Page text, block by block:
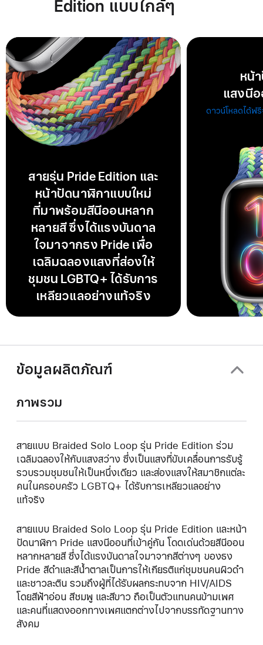
Edition แบบใกล้ๆ
สายรุ่น Pride Edition และ
หน้าปัดนาฬิกาแบบใหม่
ที่มาพร้อมสีนีออนหลาก
หลายสี ซึ่งได้แรงบันดาล
ใจมาจากธง Pride เพื่อ
เฉลิมฉลองแสงที่ส่องให้
ชุมชน LGBTQ+ ได้รับการ
เหลียวแลอย่างแท้จริง
หน้
แสงนี
ดาวน์โหลดได้
ข้อมูลผลิตภัณฑ์
ภาพรวม
สายแบบ Braided Solo Loop รุ่น Pride Edition ร่วม
เฉลิมฉลองให้กับแสงสว่าง ซึ่งเป็นแสงที่ขับเคลื่อนการรับรู้
รวบรวมชุมชนให้เป็นหนึ่งเดียว และส่องแสงให้สมาชิกแต่ละ
คนในครอบครัว LGBTQ+ ได้รับการเหลียวแลอย่าง
แท้จริง
สายแบบ Braided Solo Loop รุ่น Pride Edition และหน้า
ปัดนาฬิกา Pride แสงนีออนที่เข้าคู่กัน โดดเด่นด้วยสีนีออน
หลากหลายสี ซึ่งได้แรงบันดาลใจมาจากสีต่างๆ ของธง
Pride สีดำและสีน้ำตาลเป็นการให้เกียรติแก่ชุมชนคนผิวดำ
และชาวละติน รวมถึงผู้ที่ได้รับผลกระทบจาก HIV/AIDS
โดยสีฟ้าอ่อน สีชมพู และสีขาว ถือเป็นตัวแทนคนข้ามเพศ
และคนที่แสดงออกทางเพศแตกต่างไปจากบรรทัดฐานทาง
สังคม